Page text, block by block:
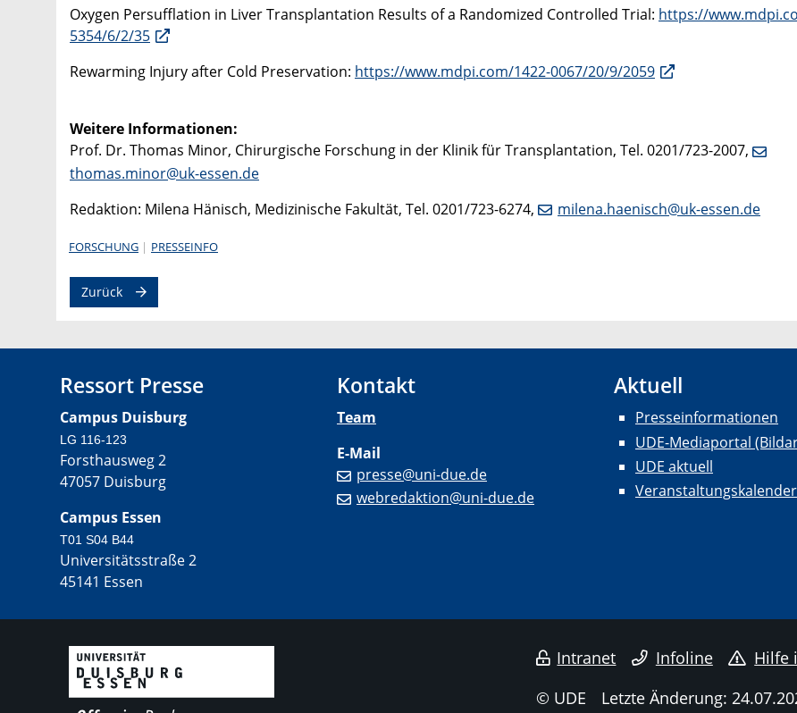
Oxygen Persufflation in Liver Transplantation Results of a Randomized Controlled Trial: https://
5354/6/2/35
Rewarming Injury after Cold Preservation: https://www.mdpi.com/1422-0067/20/9/2059
Weitere Informationen:
Prof. Dr. Thomas Minor, Chirurgische Forschung in der Klinik für Transplantation, Tel. 0201/723-2007,
thomas.minor@uk-essen.de
Redaktion: Milena Hänisch, Medizinische Fakultät, Tel. 0201/723-6274,
milena.haenisch@uk-essen.de
FORSCHUNG PRESSEINFO
Zurück
Ressort Presse
Campus Duisburg
LG 116-123
Forsthausweg 2
47057 Duisburg
Campus Essen
T01 S04 B44
Universitätsstraße 2
45141 Essen
Kontakt
Team
E-Mail
presse@uni-due.de
webredaktion@uni-due.de
Aktuell
Presseinformationen
UDE-Mediaportal
UDE aktuell
Veranstaltungskalender
Intranet Infoline Hilfe
© UDE
Letzte Änderung: